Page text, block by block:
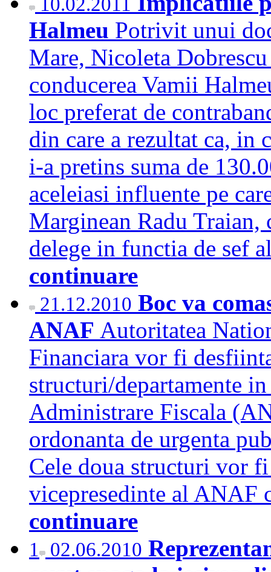
Halmeu Potrivit unui
Mare, Nicoleta
conducerea Vamii
loc preferat de
din care a rezultat ca,
i-a pretins suma de
aceleiasi influente pe
Marginean Radu Traian,
delege in functia de sef
continuare
21.12.2010 Boc va
ANAF Autoritatea
Financiara vor fi
structuri/departamente
Administrare Fiscala
ordonanta de urgenta
Cele doua structuri vor
vicepresedinte al ANAF
continuare
1 02.06.2010